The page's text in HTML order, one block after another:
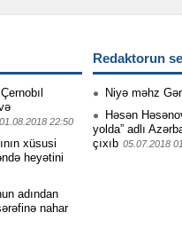
01.08.2018 22:50
xüsusi
heyətini
adından
nahar
Redaktorun
Niyə məhz
Həsən
yolda” adlı
çıxıb 05.07.2018